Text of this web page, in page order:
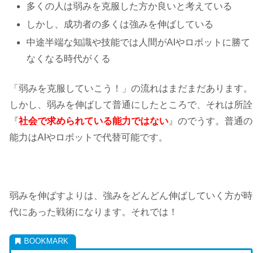
多くの人は弱みを克服した方か良いと考えている
しかし、成功者の多くは強みを伸ばしている
中途半端な知識や技能では人間がAIやロボットに勝て
なくなる時代がくる
「弱みを克服していこう！」の流れはまだまだあります。
しかし、弱みを伸ばして普通にしたところで、それは所詮
『社会で求められている能力ではない 』のでうす。普通の
能力はAIやロボットで代替可能です。
弱みを伸ばすよりは、強みをどんどん伸ばしていく方が時
代にあった戦術になります。それでは！